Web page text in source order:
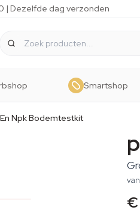
| Dezelfde dag verzonden
Smartshop
Npk Bodemtestkit
van
€